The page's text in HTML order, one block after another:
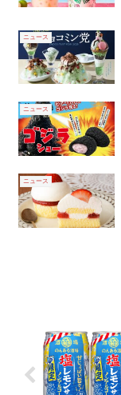
ニュース
ニュース
ニュース